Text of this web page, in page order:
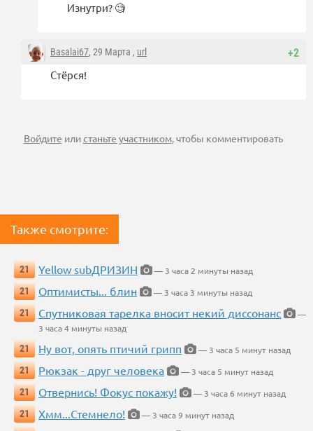
Изнутри? 🧐
+2
Basalai67, 29 Марта , url
Стёрся!
Войдите илистаньте участником, чтобы комментировать
Также смотрите:
21 Yellow subДРИЗИН
— 3 часа 2 минуты назад
21
Оптимисты... блин
— 3 часа 3 минуты назад
21
Спутниковая тарелка вносит некий диссонанс
—
3 часа 4 минуты назад
21
Ну вот, опять птичий грипп
— 3 часа 5 минут назад
21
Рюкзак - друг человека
— 3 часа 5 минут назад
21
Отвернись! Фокус покажу!
— 3 часа 6 минут назад
21
Хмм...Стемнело!
— 3 часа 9 минут назад